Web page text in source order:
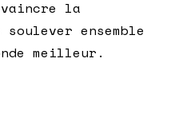
la
ensemble
meilleur.